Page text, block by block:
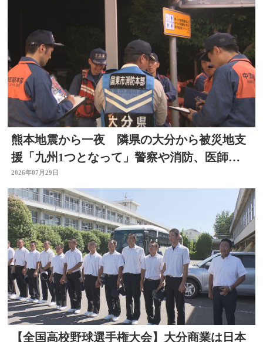
熊本地震から一夜 隣県の大分から被災地支
援「九州1つとなって」警察や消防、医師、
看護師、水道局など
2026年07月29日
【全国高校野球選手権大会】大分商業は日本